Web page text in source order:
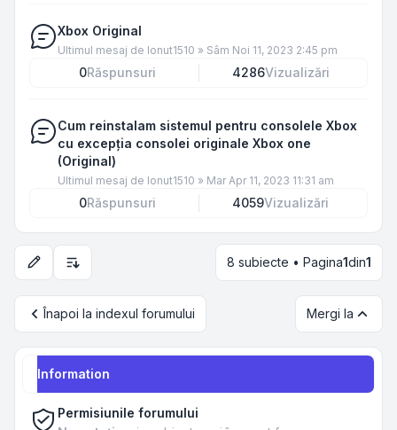
Xbox Original
Ultimul mesaj de Ionut1510 » Sâm Noi 11, 2023 2:45 pm
0Răspunsuri 4286Vizualizări
Cum reinstalam sistemul pentru consolele Xbox
cu excepția consolei originale Xbox one
(Original)
Ultimul mesaj de Ionut1510 » Mar Apr 11, 2023 11:31 am
0Răspunsuri 4059Vizualizări
Opțiuni de sortare și afișare 8 subiecte • Pagina1din1
Înapoi la indexul forumului Mergi la
Information
Permisiunile forumului